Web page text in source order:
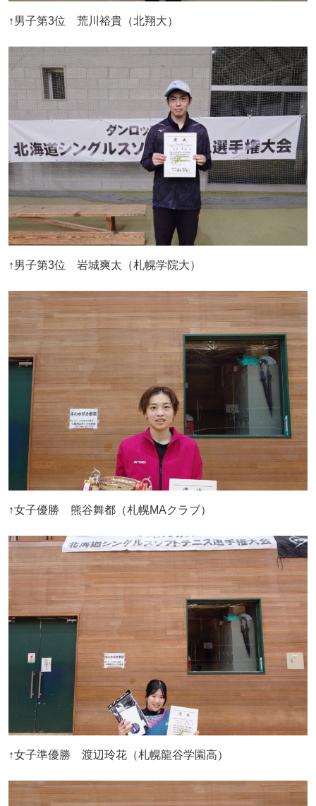
↑男子第3位 荒川裕貴（北翔大）
↑男子第3位 岩城爽太（札幌学院大）
↑女子優勝 熊谷舞都（札幌MAクラブ）
↑女子準優勝 渡辺玲花（札幌龍谷学園高）